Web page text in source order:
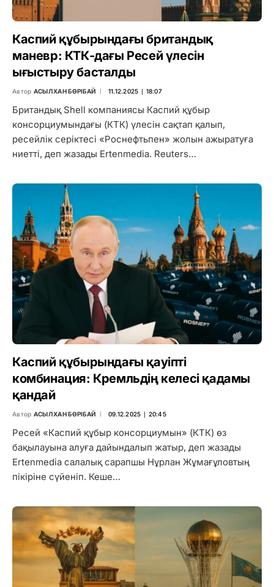
Каспий құбырындағы британдық
маневр: КТК-дағы Ресей үлесін
ығыстыру басталды
Автор АСЫЛХАН БӨРІБАЙ 11.12.2025 ∣ 18:07
Британдық Shell компаниясы Каспий құбыр
консорциумындағы (КТК) үлесін сақтап қалып,
ресейлік серіктесі «Роснефтьпен» жолын ажыратуға
ниетті, деп жазады Ertenmedia. Reuters…
Каспий құбырындағы қауіпті
комбинация: Кремльдің келесі қадамы
қандай
Автор АСЫЛХАН БӨРІБАЙ 09.12.2025 ∣ 20:45
Ресей «Каспий құбыр консорциумын» (КТК) өз
бақылауына алуға дайындалып жатыр, деп жазады
Ertenmedia салалық сарапшы Нұрлан Жұмағұловтың
пікіріне сүйеніп. Кеше…